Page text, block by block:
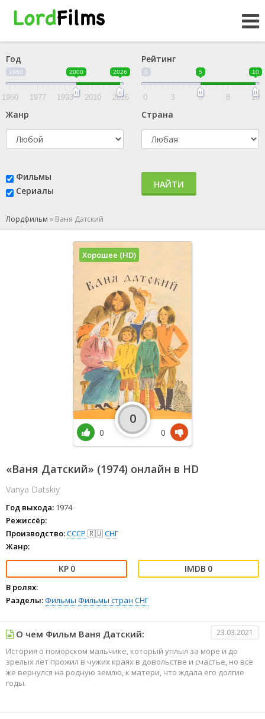
Год
1960 2000 2026
1960 1977 1993 2010 2026
Рейтинг
0 5 10
0 3 5 8 10
Жанр Страна
Фильмы
Сериалы
НАЙТИ
Лордфильм » Ваня Датский
«Ваня Датский» (1974) онлайн в HD
Vanya Datskiy
Год выхода: 1974
Режиссёр:
Производство:СССР 🇷🇺СНГ
Жанр:
0 0
В ролях:
Разделы:Фильмы Фильмы стран СНГ
Хорошее (HD)
0
0
0
О чем Фильм Ваня Датский: 23.03.2021
История о поморском мальчике, который уплыл за море и до
зрелых лет прожил в чужих краях в довольстве и счастье, но все
же вернулся на родную землю, к матери, что ждала его долгие
годы.